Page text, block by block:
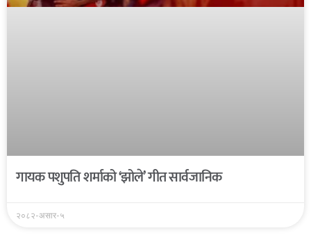
गायक पशुपति शर्माको ‘झोले’ गीत सार्वजानिक
२०८२-असार-५